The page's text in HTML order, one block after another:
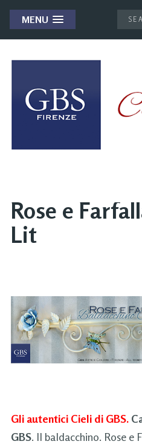
MENU
Rose e
Lit
Gli autentici Cieli di GBS.
GBS. Il baldacchino. Rose e